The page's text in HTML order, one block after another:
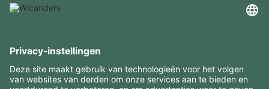
INTERESSANTE INFORMATIE